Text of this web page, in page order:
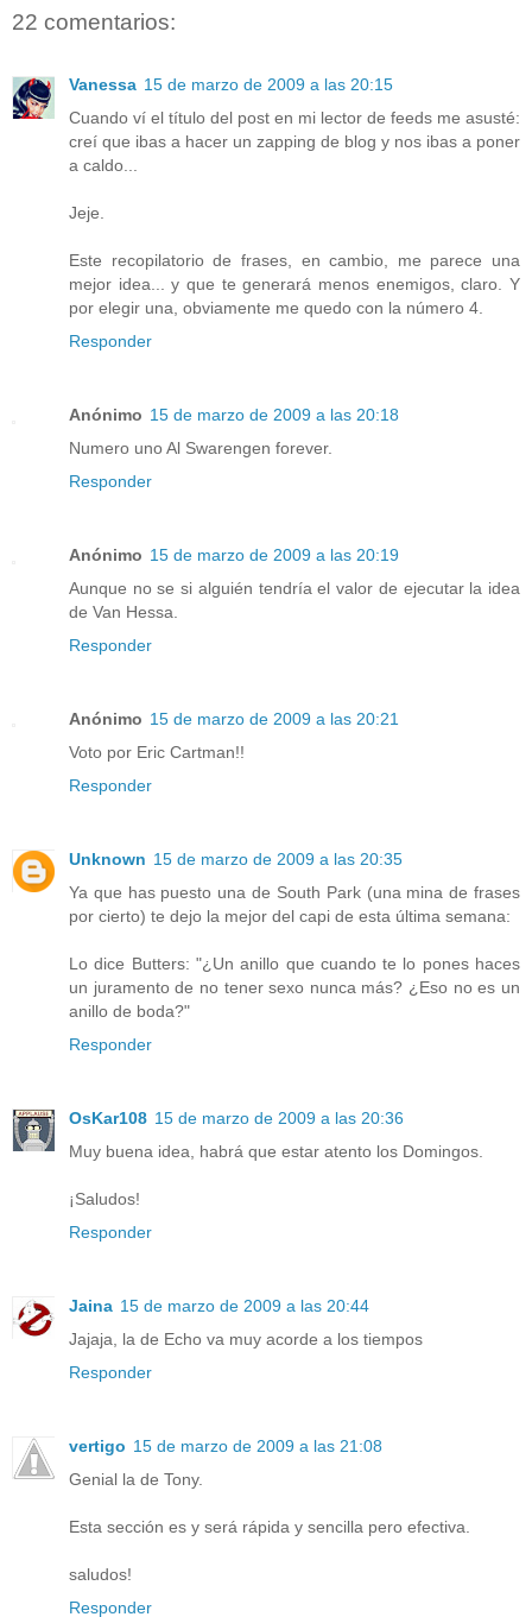
22 comentarios:
Vanessa 15 de marzo de 2009 a las 20:15
Cuando ví el título del post en mi lector de feeds me asusté:
creí que ibas a hacer un zapping de blog y nos ibas a poner
a caldo...
Jeje.
Este recopilatorio de frases, en cambio, me parece una
mejor idea... y que te generará menos enemigos, claro. Y
por elegir una, obviamente me quedo con la número 4.
Responder
Anónimo 15 de marzo de 2009 a las 20:18
Numero uno Al Swarengen forever.
Responder
Anónimo 15 de marzo de 2009 a las 20:19
Aunque no se si alguién tendría el valor de ejecutar la idea
de Van Hessa.
Responder
Anónimo 15 de marzo de 2009 a las 20:21
Voto por Eric Cartman!!
Responder
Unknown 15 de marzo de 2009 a las 20:35
Ya que has puesto una de South Park (una mina de frases
por cierto) te dejo la mejor del capi de esta última semana:
Lo dice Butters: "¿Un anillo que cuando te lo pones haces
un juramento de no tener sexo nunca más? ¿Eso no es un
anillo de boda?"
Responder
OsKar108 15 de marzo de 2009 a las 20:36
Muy buena idea, habrá que estar atento los Domingos.
¡Saludos!
Responder
Jaina 15 de marzo de 2009 a las 20:44
Jajaja, la de Echo va muy acorde a los tiempos
Responder
vertigo 15 de marzo de 2009 a las 21:08
Genial la de Tony.
Esta sección es y será rápida y sencilla pero efectiva.
saludos!
Responder